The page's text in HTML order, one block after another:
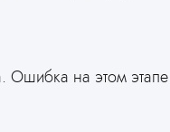
на этом